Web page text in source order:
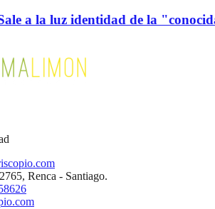
a la luz identidad de la
Renca - Santiago.